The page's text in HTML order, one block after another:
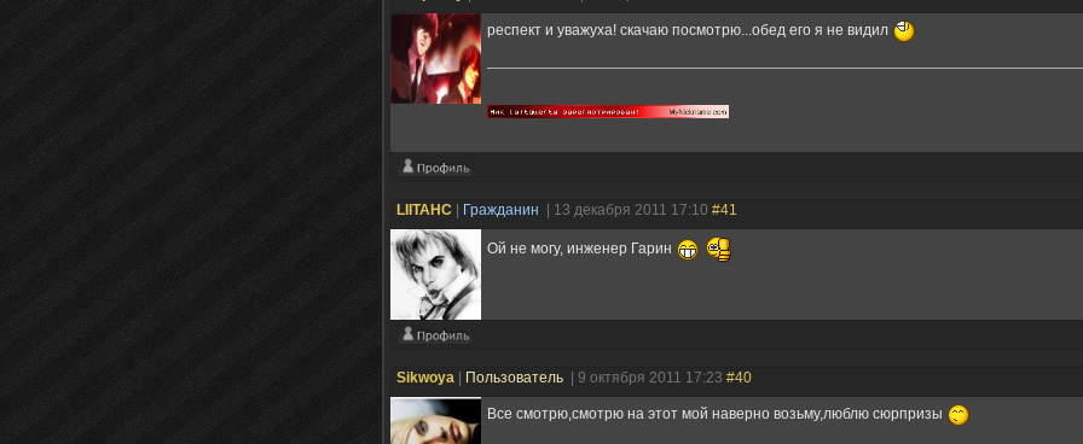
респект и уважуха! скачаю посмотрю...обед его я не видил
LIITAHC Гражданин | 13 декабря 2011 17:10 #41
Ой не могу, инженер Гарин
Sikwoya Пользователь | 9 октября 2011 17:23 #40
Все смотрю,смотрю на этот мой наверно возьму,люблю сюрпризы